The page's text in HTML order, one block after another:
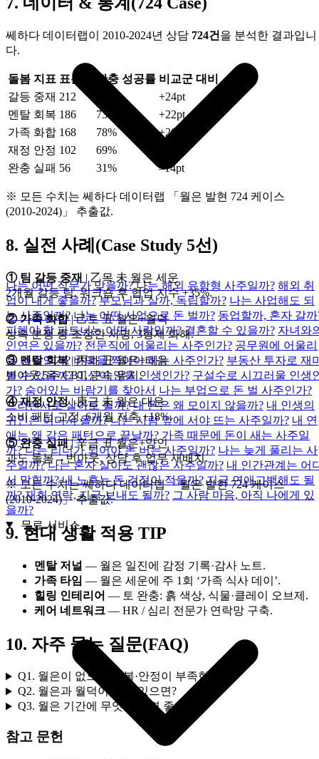
나는 어떤 직무가 맞을까? 나는 해외 유학형 사주일까? 해외 취
업이 내게 좋을까? 부모님과 살까, 독립할까? 나는 사업해도 되
는 사주일까? 나는 어떤 사업으로 돈 벌까? 동업할까, 혼자 갈까
피해야 할 파트너는 어떤 사람일까? 결혼할 수 있을까? 자녀와
인연은 있을까? 전문직에 어울리는 사주인가? 공무원에 어울리
는 사주인가? 바닥을 찍어야 하는 사주인가? 부동산 투자로 재
볼 수 있을까? 이성이 많을 인생인가? 구설수로 시끄러울 인생
가? 숨어있는 바람기를 찾아서 나는 부업으로 돈 벌 사주인가?
프리랜서로 살아도 될까? 내 돈은 왜 모이지 않을까? 내 인생의
귀인은 어디서 올까? 나는 사람 앞에 서야 뜨는 사주일까? 내 연
애는 왜 같은 패턴으로 끝날까? 가족 때문에 돈이 새는 사주일
까? 나는 리더가 되어야 돈 버는 사주일까? 나는 늦게 풀리는 사
주일까? 나는 혼자 살아도 괜찮은 사주일까? 내 인간관계는 어
서 막힐까? 내 노후는 돈 걱정이 적을까? 지금 연애고백해도 될
까? 재회 연락, 지금 보내도 될까? 그 사람 마음, 아직 나에게 있
을까?
무료 서비스
쎄하다 데이터랩이 2010‑2024년 상담 724건 을 분석한 결과입니
다.
돌봄 지표 표본 N 완충 성공률 비교군 대비
갈등 중재 212
+24pt
멘탈 회복 186 73%
+22pt
가족 화합 168 78%
+20pt
재정 안정 102 69%
완충 실패 56 31% –14pt
※ 모든 수치는 쎄하다 데이터랩 「월은 발현 724 케이스
(2010‑2024)」 추출값.
8. 실전 사례(Case Study 5선)
① 팀 갈등 중재 | 乙목 未 월은 세운
2개월 갈등 팀, 워크숍 후 협업 지수 +35%.
② 가족 화합| 己토 丑 월은+월덕
상속 분쟁 중 조정안 서명, 3형제 화해.
③ 멘탈 회복| 丙화 丑 월은+태음
번아웃 5주 CBT, 근속 유지.
④ 재정 안정| 庚금 未 월은 대운
소비 패턴 교정, 6개월 저축 +18%.
⑤ 완충 실패| 辛금 丑 월은+양인
과도 돌봄→번아웃, 상담 후 업무 재배치.
※ 모든 수치는 쎄하다 데이터랩 「월은 발현 724 케이스
(2010‑2024)」 추출값.
9. 현대 생활 적용 TIP
멘탈 저널 — 월은 일진에 감정 기록·감사 노트.
가족 타임 — 월은 세운에 주 1회 ‘가족 식사 데이’.
힐링 인테리어 — 토 완충: 흙 색상, 식물·클레이 오브제.
케어 네트워크 — HR / 심리 전문가 연락망 구축.
10. 자주 묻는 질문(FAQ)
Q1. 월은이 없으면 돌봄·안정이 부족한가요?
Q2. 월은과 월덕이 함께 있으면?
Q3. 월은 기간에 무엇을 하면 좋나요?
참고 문헌